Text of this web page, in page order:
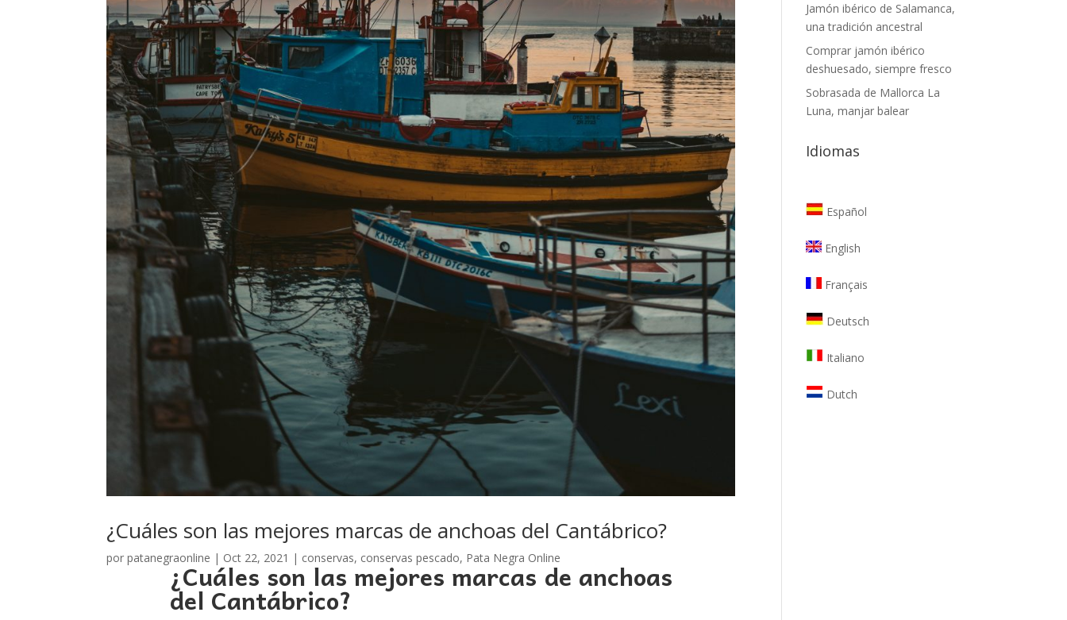
¿Cuáles son las mejores marcas de anchoas del Cantábrico?
porpatanegraonline | Oct 22, 2021 | conservas, conservas pescado, Pata Negra Online
¿Cuáles son las mejores marcas de anchoas
del Cantábrico?
Jamón ibérico de Salamanca,
una tradición ancestral
Comprar jamón ibérico
deshuesado, siempre fresco
Sobrasada de Mallorca La
Luna, manjar balear
Idiomas
Español
English
Français
Deutsch
Italiano
Dutch